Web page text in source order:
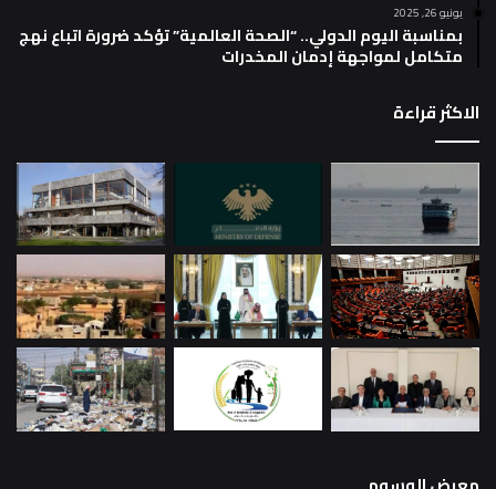
يونيو 26, 2025
بمناسبة اليوم الدولي.. “الصحة العالمية” تؤكد ضرورة اتباع نهج
متكامل لمواجهة إدمان المخدرات
الاكثر قراءة